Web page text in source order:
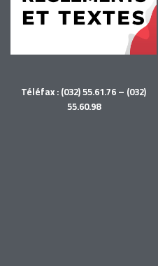
Téléfax : (032) 55.61.76 – (032)
55.60.98